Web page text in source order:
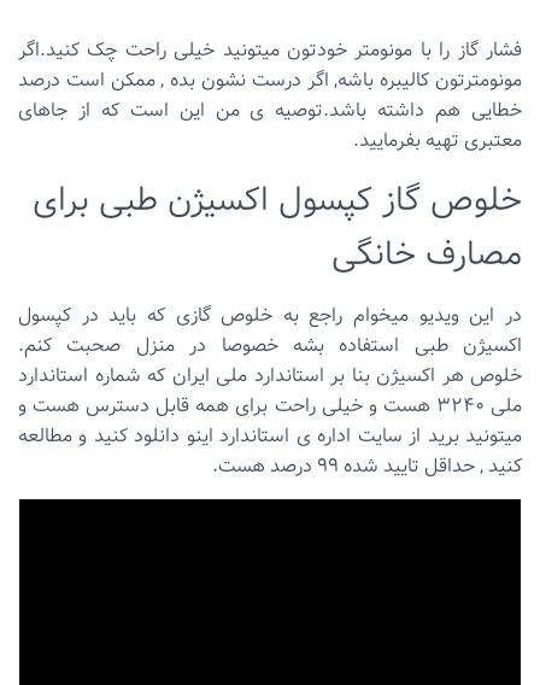
فشار گاز را با مونومتر خودتون میتونید خیلی راحت چک کنید.اگر
مونومترتون کالیبره باشه, اگر درست نشون بده , ممکن است درصد
خطایی هم داشته باشد.توصیه ی من این است که از جاهای
معتبری تهیه بفرمایید.
خلوص گاز کپسول اکسیژن طبی برای
مصارف خانگی
در این ویدیو میخوام راجع به خلوص گازی که باید در کپسول
اکسیژن طبی استفاده بشه خصوصا در منزل صحبت کنم.
خلوص هر اکسیژن بنا بر استاندارد ملی ایران که شماره استاندارد
ملی ۳۲۴۰ هست و خیلی راحت برای همه قابل دسترس هست و
میتونید برید از سایت اداره ی استاندارد اینو دانلود کنید و مطالعه
کنید , حداقل تایید شده ۹۹ درصد هست.